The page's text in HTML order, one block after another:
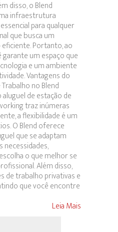
disso, o Blend
infraestrutura
para qualquer
que busca um
Portanto, ao
um espaço que
e um ambiente
Vantagens do
no Blend
de estação de
traz inúmeras
a flexibilidade é um
O Blend oferece
que se adaptam
o que melhor se
Além disso,
de trabalho privativas e
que você encontre
Leia Mais